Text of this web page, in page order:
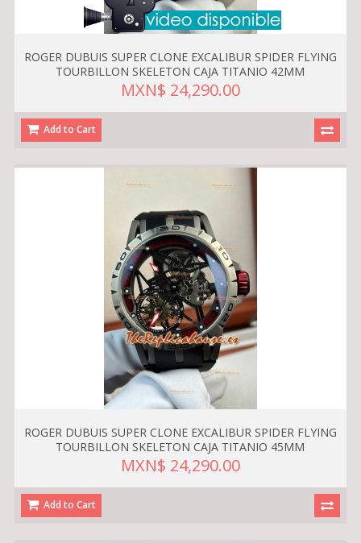
ROGER DUBUIS SUPER CLONE EXCALIBUR SPIDER FLYING
TOURBILLON SKELETON CAJA TITANIO 42MM
MXN$ 24,290.00
Add to Cart
ROGER DUBUIS SUPER CLONE EXCALIBUR SPIDER FLYING
TOURBILLON SKELETON CAJA TITANIO 45MM
MXN$ 24,290.00
Add to Cart